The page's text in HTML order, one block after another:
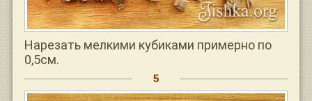
Нарезать мелкими кубиками примерно по
0,5см.